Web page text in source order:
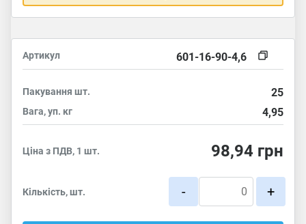
Артикул 601-16-90-4,6
Пакування шт. 25
Вага, уп. кг 4,95
Ціна з ПДВ, 1 шт. 98,94 грн
Кількість, шт. - +